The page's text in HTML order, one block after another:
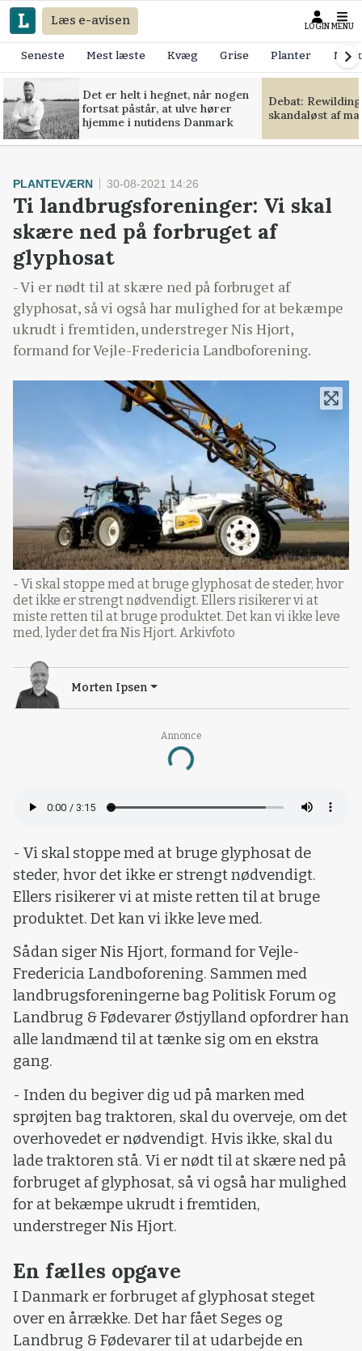
Læs e-avisen LOGIN MENU
Seneste Mest læste Kvæg Grise Planter
Det er helt i hegnet, når nogen
fortsat påstår, at ulve hører
hjemme i nutidens Danmark
Debat:
skandaløst af
Annonce
Loading...
PLANTEVÆRN 30-08-2021 14:26
Ti landbrugsforeninger: Vi skal
skære ned på forbruget af
glyphosat
- Vi er nødt til at skære ned på forbruget af
glyphosat, så vi også har mulighed for at bekæmpe
ukrudt i fremtiden, understreger Nis Hjort,
formand for Vejle-Fredericia Landboforening.
- Vi skal stoppe med at bruge glyphosat de steder, hvor
det ikke er strengt nødvendigt. Ellers risikerer vi at
miste retten til at bruge produktet. Det kan vi ikke leve
med, lyder det fra Nis Hjort. Arkivfoto
Morten Ipsen
- Vi skal stoppe med at bruge glyphosat de
steder, hvor det ikke er strengt nødvendigt.
Ellers risikerer vi at miste retten til at bruge
produktet. Det kan vi ikke leve med.
Sådan siger Nis Hjort, formand for Vejle-
Fredericia Landboforening. Sammen med
landbrugsforeningerne bag Politisk Forum og
Landbrug & Fødevarer Østjylland opfordrer han
alle landmænd til at tænke sig om en ekstra
gang.
- Inden du begiver dig ud på marken med
sprøjten bag traktoren, skal du overveje, om det
overhovedet er nødvendigt. Hvis ikke, skal du
lade traktoren stå. Vi er nødt til at skære ned på
forbruget af glyphosat, så vi også har mulighed
for at bekæmpe ukrudt i fremtiden,
understreger Nis Hjort.
En fælles opgave
I Danmark er forbruget af glyphosat steget
over en årrække. Det har fået Seges og
Landbrug & Fødevarer til at udarbejde en